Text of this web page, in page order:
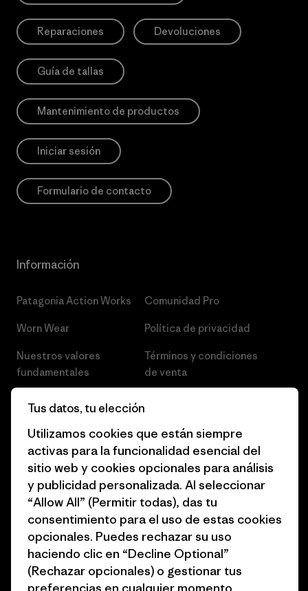
Reparaciones Devoluciones
Guía de tallas
Mantenimiento de productos
Iniciar sesión
Formulario de contacto
Información
Patagonia Action Works
Worn Wear
Nuestros valores
fundamentales
Business Unusual
Objetivos climáticos
1% for the Planet
Cómo financiamos
Tarjetas regalo
Encuentra una tienda
Comunidad Pro
Política de privacidad
Términos y condiciones
de venta
Empleo
Prensa
Programa para profesionales
del sector
Programa de afiliados
Mapa del sitio Patagonia
España
Tus datos, tu elección
Utilizamos cookies que están siempre
activas para la funcionalidad esencial del
sitio web y cookies opcionales para análisis
y publicidad personalizada. Al seleccionar
“Allow All” (Permitir todas), das tu
consentimiento para el uso de estas cookies
opcionales. Puedes rechazar su uso
haciendo clic en “Decline Optional”
(Rechazar opcionales) o gestionar tus